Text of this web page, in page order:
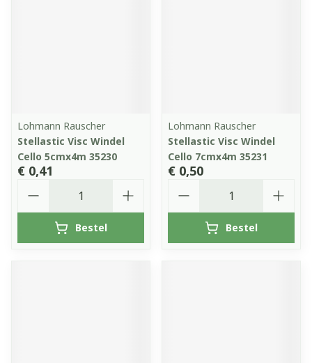
Lohmann Rauscher
Stellastic Visc Windel
Cello 5cmx4m 35230
€ 0,41
Bestel
Lohmann Rauscher
Stellastic Visc Windel
Cello 7cmx4m 35231
€ 0,50
Bestel